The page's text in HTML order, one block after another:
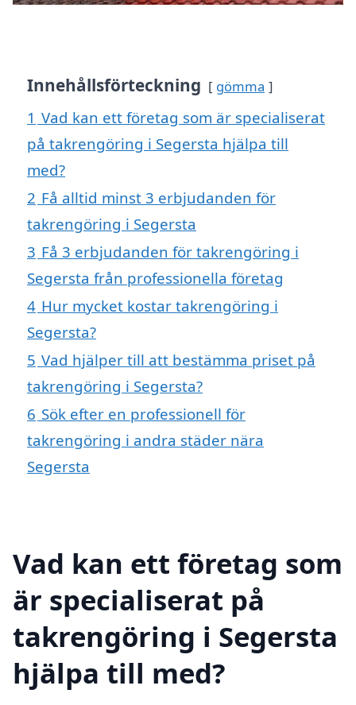
Innehållsförteckning gömma
1 Vad kan ett företag som är specialiserat
på takrengöring i Segersta hjälpa till
med?
2 Få alltid minst 3 erbjudanden för
takrengöring i Segersta
3 Få 3 erbjudanden för takrengöring i
Segersta från professionella företag
4 Hur mycket kostar takrengöring i
Segersta?
5 Vad hjälper till att bestämma priset på
takrengöring i Segersta?
6 Sök efter en professionell för
takrengöring i andra städer nära
Segersta
Vad kan ett företag som
är specialiserat på
takrengöring i Segersta
hjälpa till med?